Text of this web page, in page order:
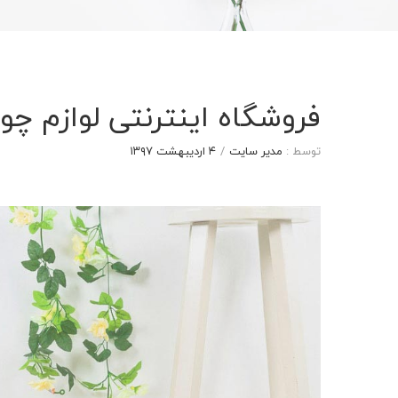
فروشگاه اینترنتی لوازم
توسط : مدیر سایت / ۴ اردیبهشت ۱۳۹۷